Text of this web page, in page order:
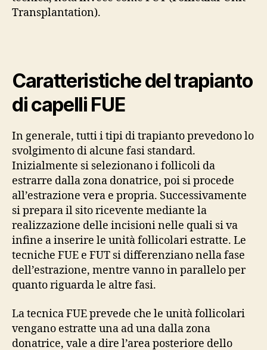
Transplantation).
Caratteristiche del trapianto
di capelli FUE
In generale, tutti i tipi di trapianto prevedono lo
svolgimento di alcune fasi standard.
Inizialmente si selezionano i follicoli da
estrarre dalla zona donatrice, poi si procede
all’estrazione vera e propria. Successivamente
si prepara il sito ricevente mediante la
realizzazione delle incisioni nelle quali si va
infine a inserire le unità follicolari estratte. Le
tecniche FUE e FUT si differenziano nella fase
dell’estrazione, mentre vanno in parallelo per
quanto riguarda le altre fasi.
La tecnica FUE prevede che le unità follicolari
vengano estratte una ad una dalla zona
donatrice, vale a dire l’area posteriore dello